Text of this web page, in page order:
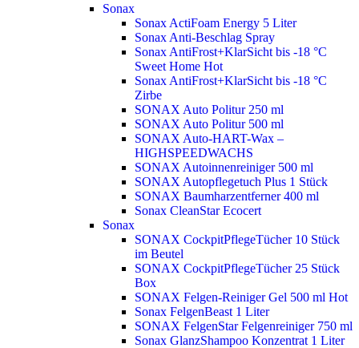
Sonax
Sonax ActiFoam Energy 5 Liter
Sonax Anti-Beschlag Spray
Sonax AntiFrost+KlarSicht bis -18 °C
Sweet Home Hot
Sonax AntiFrost+KlarSicht bis -18 °C
Zirbe
SONAX Auto Politur 250 ml
SONAX Auto Politur 500 ml
SONAX Auto-HART-Wax –
HIGHSPEEDWACHS
SONAX Autoinnenreiniger 500 ml
SONAX Autopflegetuch Plus 1 Stück
SONAX Baumharzentferner 400 ml
Sonax CleanStar Ecocert
Sonax
SONAX CockpitPflegeTücher 10 Stück
im Beutel
SONAX CockpitPflegeTücher 25 Stück
Box
SONAX Felgen-Reiniger Gel 500 ml Hot
Sonax FelgenBeast 1 Liter
SONAX FelgenStar Felgenreiniger 750 ml
Sonax GlanzShampoo Konzentrat 1 Liter